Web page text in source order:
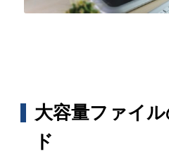
大容量ファイ
ド